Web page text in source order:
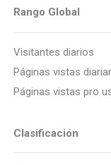
Rango Global
Visitantes diarios
Páginas vistas
Páginas vistas pro
Clasificación